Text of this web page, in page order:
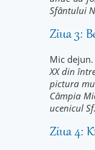
Sfântului
Ziua 3:
Mic
XX din
pictura
Câmpia
ucenicul
Ziua 4: